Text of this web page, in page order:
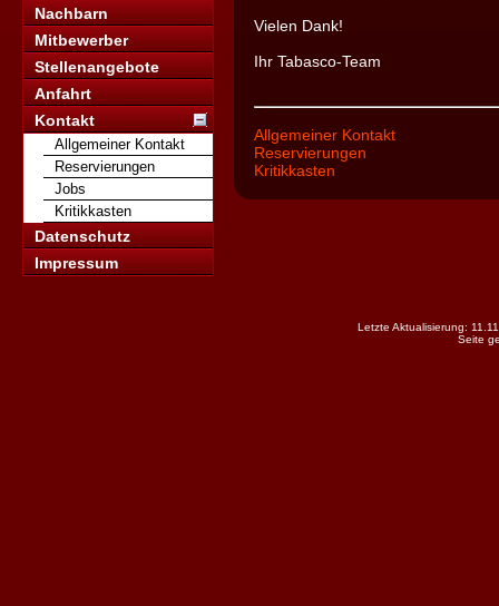
Nachbarn
Mitbewerber
Stellenangebote
Anfahrt
Kontakt
Allgemeiner Kontakt
Reservierungen
Jobs
Kritikkasten
Datenschutz
Impressum
Vielen Dank!
Ihr Tabasco-Team
Allgemeiner Kontakt
Reservierungen
Kritikkasten
Letzte Aktualisierung:
Seite